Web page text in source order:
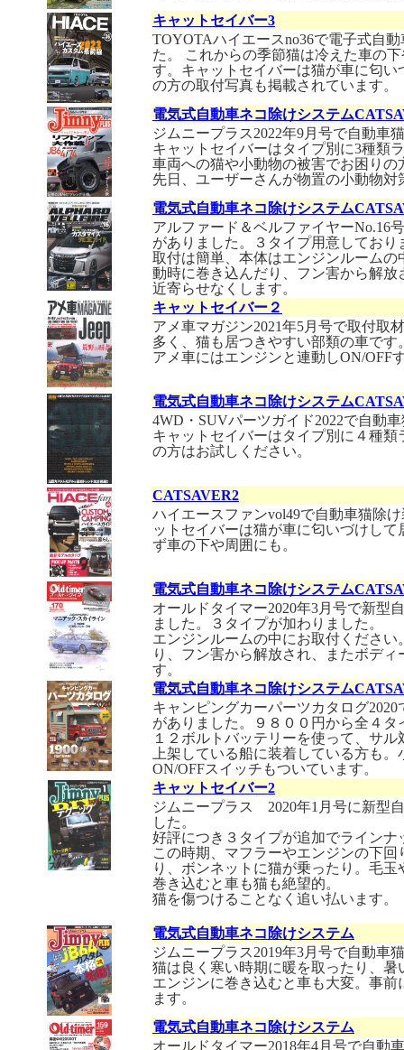
キャットセイバー3
TOYOTAハイエースno36で電子式自
た。 これからの季節猫は冷えた車の
す。キャットセイバーは猫が車に匂
の方の取付写真も掲載されています。
電気式自動車ネコ除けシステム
ジムニープラス2022年9月号で自動車
キャットセイバーはタイプ別に3種類
車両への猫や小動物の被害でお困りの
先日、ユーザーさんが物置の小動物
電気式自動車ネコ除けシステム
アルファード＆ベルファイヤーNo.16
がありました。３タイプ用意しており
取付は簡単、本体はエンジンルーム
動時に巻き込んだり、フン害から解
近寄らせなくします。
キャットセイバー２
アメ車マガジン2021年5月号で取付取
多く、猫も居つきやすい部類の車です
アメ車にはエンジンと連動しON/OFF
電気式自動車ネコ除けシステム
4WD・SUVパーツガイド2022で自動
キャットセイバーはタイプ別に４種
の方はお試しください。
CATSAVER2
ハイエースファンvol49で自動車猫除
ットセイバーは猫が車に匂いづけし
ず車の下や周囲にも。
電気式自動車ネコ除けシステム
オールドタイマー2020年3月号で新型
ました。３タイプが加わりました。
エンジンルームの中にお取付くださ
り、フン害から解放され、またボデ
す。
電気式自動車ネコ除けシステム
キャンピングカーパーツカタログ
がありました。９８００円から全４
１２ボルトバッテリーを使って、サ
上架している船に装着している方も
ON/OFFスイッチもついています。
キャットセイバー2
ジムニープラス 2020年1月号に新型
した。
好評につき３タイプが追加でラインナ
この時期、マフラーやエンジンの下
り、ボンネットに猫が乗ったり。毛
巻き込むと車も猫も絶望的。
猫を傷つけることなく追い払います。
電気式自動車ネコ除けシステム
ジムニープラス2019年3月号で自動車
猫は良く寒い時期に暖を取ったり、
エンジンに巻き込むと車も大変。事
ます。
電気式自動車ネコ除けシステム
オールドタイマー2018年4月号で自動